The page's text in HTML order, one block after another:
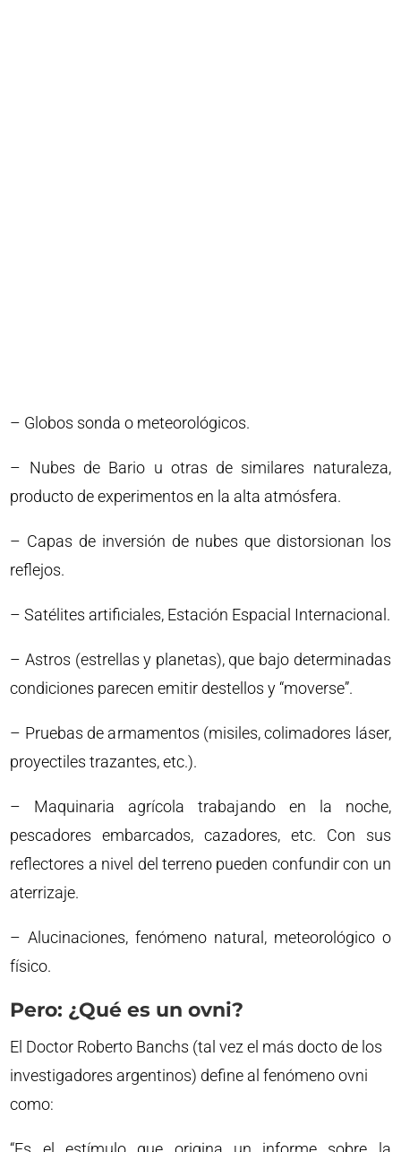
– Globos sonda o meteorológicos.
– Nubes de Bario u otras de similares naturaleza,
producto de experimentos en la alta atmósfera.
– Capas de inversión de nubes que distorsionan los
reflejos.
– Satélites artificiales, Estación Espacial Internacional.
– Astros (estrellas y planetas), que bajo determinadas
condiciones parecen emitir destellos y “moverse”.
– Pruebas de armamentos (misiles, colimadores láser,
proyectiles trazantes, etc.).
– Maquinaria agrícola trabajando en la noche,
pescadores embarcados, cazadores, etc. Con sus
reflectores a nivel del terreno pueden confundir con un
aterrizaje.
– Alucinaciones, fenómeno natural, meteorológico o
físico.
Pero: ¿Qué es un ovni?
El Doctor Roberto Banchs (tal vez el más docto de los
investigadores argentinos) define al fenómeno ovni
como: